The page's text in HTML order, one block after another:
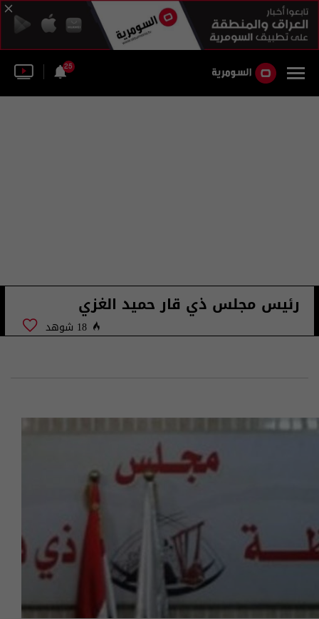
25
رئيس مجلس ذي قار حميد الغزي
18 شوهد